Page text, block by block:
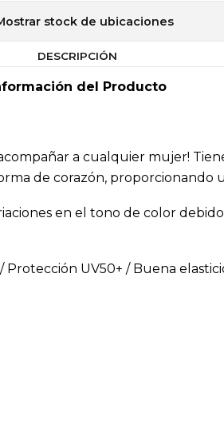
stock de ubicaciones
DESCRIPCIÓN
del Producto
a cualquier mujer!
de corazón, proporcionando
en el tono de color
Protección UV50+ / Buena